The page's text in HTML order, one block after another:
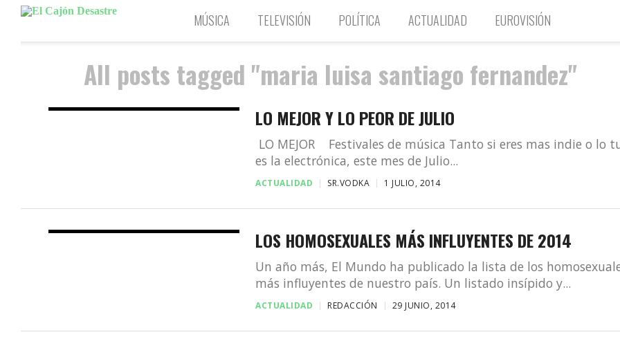
MÚSICA TELEVISIÓN POLÍTICA ACTUALIDAD EUROVISIÓN
All posts tagged "maria luisa santiago fernandez"
LO MEJOR Y LO PEOR DE JULIO
LO MEJOR Festivales de música Tanto si eres mas indie o lo
es la electrónica, este mes de Julio...
ACTUALIDAD SR.VODKA 1 JULIO, 2014
LOS HOMOSEXUALES MÁS INFLUYENTES DE 2014
Un año más, El Mundo ha publicado la lista de los
más influyentes de nuestro país. Un listado insípido y...
ACTUALIDAD REDACCIÓN 29 JUNIO, 2014